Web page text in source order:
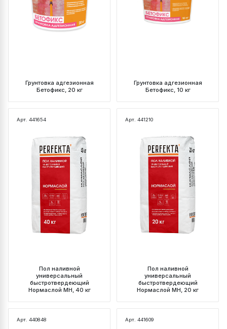
Грунтовка адгезионная
Бетофикс, 20 кг
Грунтовка адгезионная
Бетофикс, 10 кг
Арт. 441654
Пол наливной
универсальный
быстротвердеющий
Нормаслой МН, 40 кг
Арт. 441210
Пол наливной
универсальный
быстротвердеющий
Нормаслой МН, 20 кг
Арт. 440848 Арт. 441609